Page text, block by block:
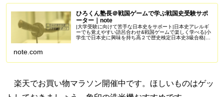
ひろくん塾長＠戦国ゲームで学ぶ戦国史受験サポ
ーター｜note
|大学受験に向けて苦手な日本史をサポート|日本史アレルギ
ーでも覚えやすい語呂合わせ&戦国ゲームで楽しく学べる|小
学生で日本史に興味を持ち高２で歴史検定日本史3級合格|苦
note.com
楽天でお買い物マラソン開催中です。ほしいものはゲッ